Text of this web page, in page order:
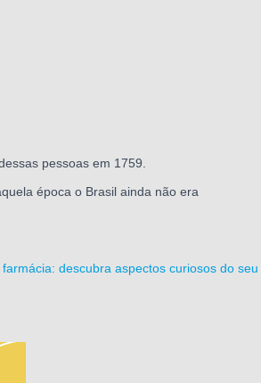
pessoas em 1759.
época o Brasil ainda não era
descubra aspectos curiosos do seu